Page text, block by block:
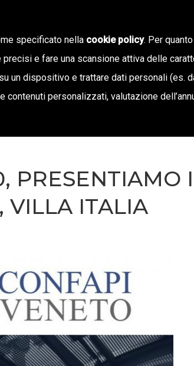
E TERRITORIO NOTIZIE
PRESENTIAMO
VILLA ITALIA
specificato nella cookie policy. Per
e fare una scansione attiva delle
un dispositivo e trattare dati personali (es.
personalizzati, valutazione